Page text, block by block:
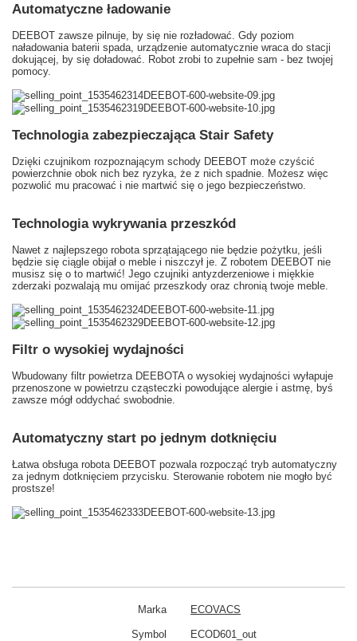
Automatyczne ładowanie
DEEBOT zawsze pilnuje, by się nie rozładować. Gdy poziom
naładowania baterii spada, urządzenie automatycznie wraca do stacji
dokującej, by się doładować. Robot zrobi to zupełnie sam - bez twojej
pomocy.
Technologia zabezpieczająca Stair Safety
Dzięki czujnikom rozpoznającym schody DEEBOT może czyścić
powierzchnie obok nich bez ryzyka, że z nich spadnie. Możesz więc
pozwolić mu pracować i nie martwić się o jego bezpieczeństwo.
Technologia wykrywania przeszkód
Nawet z najlepszego robota sprzątającego nie będzie pożytku, jeśli
będzie się ciągle obijał o meble i niszczył je. Z robotem DEEBOT nie
musisz się o to martwić! Jego czujniki antyzderzeniowe i miękkie
zderzaki pozwalają mu omijać przeszkody oraz chronią twoje meble.
Filtr o wysokiej wydajności
Wbudowany filtr powietrza DEEBOTA o wysokiej wydajności wyłapuje
przenoszone w powietrzu cząsteczki powodujące alergie i astmę, byś
zawsze mógł oddychać swobodnie.
Automatyczny start po jednym dotknięciu
Łatwa obsługa robota DEEBOT pozwala rozpocząć tryb automatyczny
za jednym dotknięciem przycisku. Sterowanie robotem nie mogło być
prostsze!
Marka ECOVACS
Symbol ECOD601_out